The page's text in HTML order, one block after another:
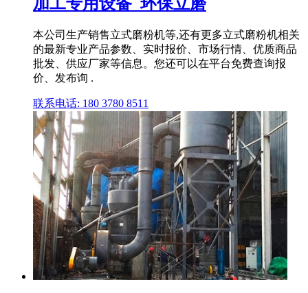
本公司生产销售立式磨粉机等,还有更多立式磨粉机相关
的最新专业产品参数、实时报价、市场行情、优质商品
批发、供应厂家等信息。您还可以在平台免费查询报
价、发布询 .
联系电话: 180 3780 8511